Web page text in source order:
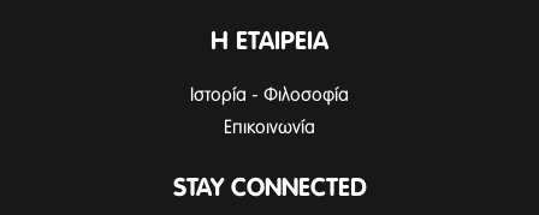
Η ΕΤΑΙΡΕΙΑ
Ιστορία - Φιλοσοφία
Επικοινωνία
STAY CONNECTED